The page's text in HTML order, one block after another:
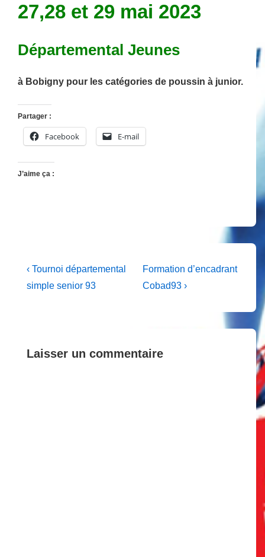
27,28 et 29 mai 2023
Départemental Jeunes
à Bobigny pour les catégories de poussin à junior.
Partager :
Facebook E-mail
J’aime ça :
Navigation
de
Previous
Post
‹ Tournoi départemental
simple senior 93
Next
Post
Formation d’encadrant
Cobad93 ›
Laisser un commentaire